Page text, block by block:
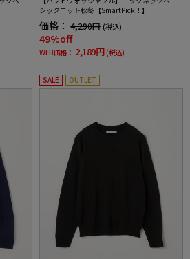
シックニット秋冬【SmartPick！】
価格： 4,290円 (税込)
49%off
WEB価格： 2,189円 (税込)
SALE OUTLET